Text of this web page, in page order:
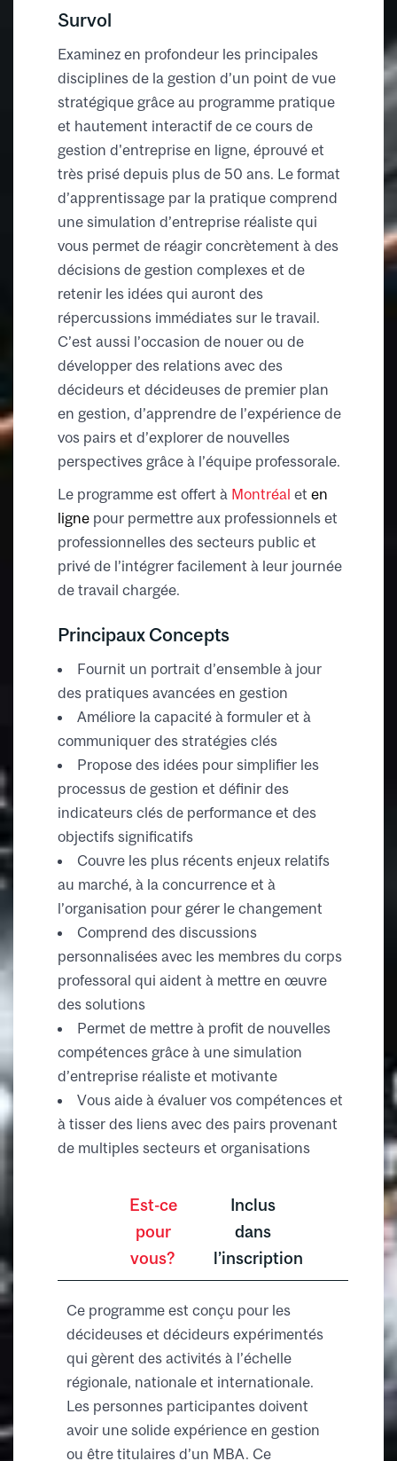
Survol
Examinez en profondeur les principales
disciplines de la gestion d’un point de vue
stratégique grâce au programme pratique
et hautement interactif de ce cours de
gestion d'entreprise en ligne, éprouvé et
très prisé depuis plus de 50 ans. Le format
d’apprentissage par la pratique comprend
une simulation d’entreprise réaliste qui
vous permet de réagir concrètement à des
décisions de gestion complexes et de
retenir les idées qui auront des
répercussions immédiates sur le travail.
C’est aussi l’occasion de nouer ou de
développer des relations avec des
décideurs et décideuses de premier plan
en gestion, d’apprendre de l’expérience de
vos pairs et d’explorer de nouvelles
perspectives grâce à l’équipe professorale.
Le programme est offert à Montréal et en
ligne pour permettre aux professionnels et
professionnelles des secteurs public et
privé de l’intégrer facilement à leur journée
de travail chargée.
Principaux Concepts
Fournit un portrait d’ensemble à jour
des pratiques avancées en gestion
Améliore la capacité à formuler et à
communiquer des stratégies clés
Propose des idées pour simplifier les
processus de gestion et définir des
indicateurs clés de performance et des
objectifs significatifs
Couvre les plus récents enjeux relatifs
au marché, à la concurrence et à
l’organisation pour gérer le changement
Comprend des discussions
personnalisées avec les membres du corps
professoral qui aident à mettre en œuvre
des solutions
Permet de mettre à profit de nouvelles
compétences grâce à une simulation
d’entreprise réaliste et motivante
Vous aide à évaluer vos compétences et
à tisser des liens avec des pairs provenant
de multiples secteurs et organisations
Est-ce
pour
vous?
Inclus
dans
l’inscription
Ce programme est conçu pour les
décideuses et décideurs expérimentés
qui gèrent des activités à l’échelle
régionale, nationale et internationale.
Les personnes participantes doivent
avoir une solide expérience en gestion
ou être titulaires d’un MBA. Ce